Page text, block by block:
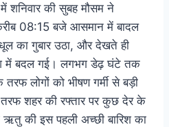
शनिवार की सुबह मौसम ने
08:15 बजे आसमान में बादल
का गुबार उठा, और देखते ही
में बदल गई। लगभग डेढ़ घंटे तक
लोगों को भीषण गर्मी से बड़ी
तरफ शहर की रफ्तार पर कुछ देर के
ऋतु की इस पहली अच्छी बारिश का